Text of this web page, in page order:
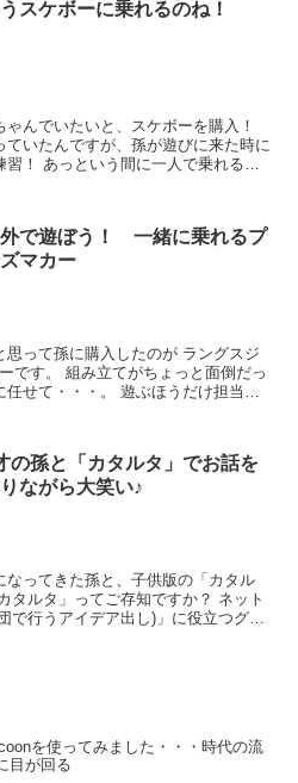
スケボーに乗れるのね！
んでいたいと、スケボーを購入！
いたんですが、孫が遊びに来た時に
乗れるよ
で遊ぼう！ 一緒に乗れるプ
マカー
って孫に購入したのが ラングスジ
っと面倒だっ
。 遊ぶほうだけ担当し
の孫と「カタルタ」でお話を
ながら大笑い♪
ってきた孫と、子供版の「カタル
で行うアイデア出し)」に役立つグッ
を使ってみました・・・時代の流
目が回る